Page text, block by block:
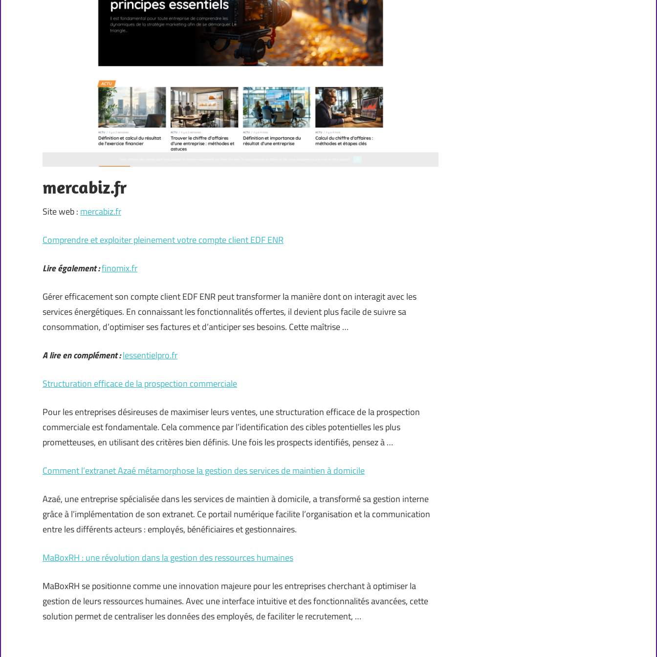
mercabiz.fr
Site web : mercabiz.fr
Comprendre et exploiter pleinement votre compte client EDF ENR
Lire également :finomix.fr
Gérer efficacement son compte client EDF ENR peut transformer la manière dont on interagit avec les
services énergétiques. En connaissant les fonctionnalités offertes, il devient plus facile de suivre sa
consommation, d’optimiser ses factures et d’anticiper ses besoins. Cette maîtrise …
A lire en complément :lessentielpro.fr
Structuration efficace de la prospection commerciale
Pour les entreprises désireuses de maximiser leurs ventes, une structuration efficace de la prospection
commerciale est fondamentale. Cela commence par l’identification des cibles potentielles les plus
prometteuses, en utilisant des critères bien définis. Une fois les prospects identifiés, pensez à …
Comment l’extranet Azaé métamorphose la gestion des services de maintien à domicile
Azaé, une entreprise spécialisée dans les services de maintien à domicile, a transformé sa gestion interne
grâce à l’implémentation de son extranet. Ce portail numérique facilite l’organisation et la communication
entre les différents acteurs : employés, bénéficiaires et gestionnaires.
MaBoxRH : une révolution dans la gestion des ressources humaines
MaBoxRH se positionne comme une innovation majeure pour les entreprises cherchant à optimiser la
gestion de leurs ressources humaines. Avec une interface intuitive et des fonctionnalités avancées, cette
solution permet de centraliser les données des employés, de faciliter le recrutement, …